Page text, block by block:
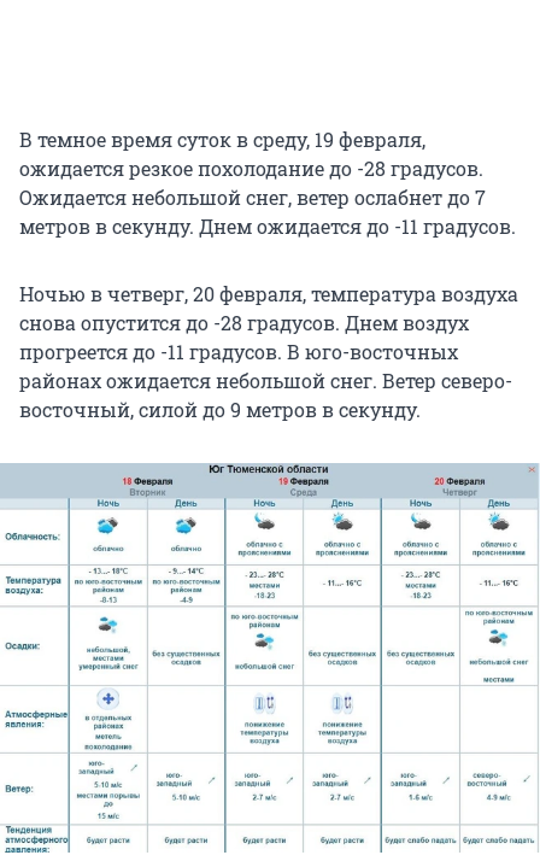
В темное время суток в среду, 19 февраля,
ожидается резкое похолодание до -28 градусов.
Ожидается небольшой снег, ветер ослабнет до 7
метров в секунду. Днем ожидается до -11 градусов.
Ночью в четверг, 20 февраля, температура воздуха
снова опустится до -28 градусов. Днем воздух
прогреется до -11 градусов. В юго-восточных
районах ожидается небольшой снег. Ветер северо-
восточный, силой до 9 метров в секунду.